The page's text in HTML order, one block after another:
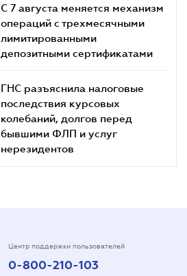
С 7 августа меняется механизм
операций с трехмесячными
лимитированными
депозитными сертификатами
ГНС разъяснила налоговые
последствия курсовых
колебаний, долгов перед
бывшими ФЛП и услуг
нерезидентов
Центр поддержки пользователей
0-800-210-103